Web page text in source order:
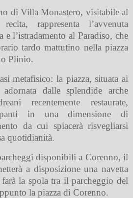
di Villa Monastero, visitabile al
rappresenta l’avvenuta
e l’istradamento al Paradiso, che
tardo mattutino nella piazza
Plinio.
metafisico: la piazza, situata ai
dalle splendide arche
recentemente restaurate,
in una dimensione di
da cui spiacerà risvegliarsi
quotidianità.
disponibili a Corenno, il
a disposizione una navetta
la spola tra il parcheggio del
la piazza di Corenno.